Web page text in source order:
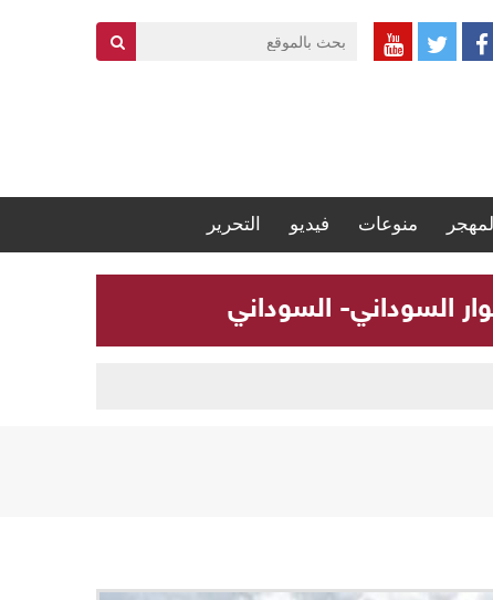
المهجر منوعات فيديو التحرير
السوداني- السوداني